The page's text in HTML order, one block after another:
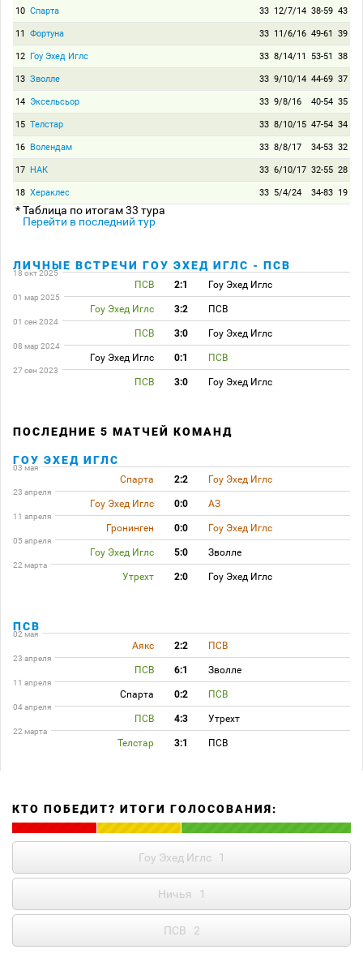
10 Спарта 33 12/7/14 38-59 43
11 Фортуна 33 11/6/16 49-61 39
12 Гоу Эхед Иглс 33 8/14/11 53-51 38
13 Зволле 33 9/10/14 44-69 37
14 Эксельсьор 33 9/8/16 40-54 35
15 Телстар 33 8/10/15 47-54 34
16 Волендам 33 8/8/17 34-53 32
17 НАК 33 6/10/17 32-55 28
18 Хераклес 33 5/4/24 34-83 19
* Таблица по итогам 33 тура
Перейти в последний тур
ЛИЧНЫЕ ВСТРЕЧИ ГОУ ЭХЕД ИГЛС - ПСВ
18 окт 2025
ПСВ 2:1 Гоу Эхед Иглс
01 мар 2025
Гоу Эхед Иглс 3:2 ПСВ
01 сен 2024
ПСВ 3:0 Гоу Эхед Иглс
08 мар 2024
Гоу Эхед Иглс 0:1 ПСВ
27 сен 2023
ПСВ 3:0 Гоу Эхед Иглс
ПОСЛЕДНИЕ 5 МАТЧЕЙ КОМАНД
ГОУ ЭХЕД ИГЛС
03 мая
Спарта 2:2 Гоу Эхед Иглс
23 апреля
Гоу Эхед Иглс 0:0 АЗ
11 апреля
Гронинген 0:0 Гоу Эхед Иглс
05 апреля
Гоу Эхед Иглс 5:0 Зволле
22 марта
Утрехт 2:0 Гоу Эхед Иглс
ПСВ
02 мая
Аякс 2:2 ПСВ
23 апреля
ПСВ 6:1 Зволле
11 апреля
Спарта 0:2 ПСВ
04 апреля
ПСВ 4:3 Утрехт
22 марта
Телстар 3:1 ПСВ
КТО ПОБЕДИТ? ИТОГИ ГОЛОСОВАНИЯ:
Гоу Эхед Иглс 1
Ничья 1
ПСВ 2